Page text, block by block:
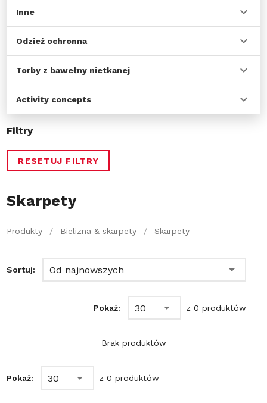
Inne
Odzież ochronna
Torby z bawełny nietkanej
Activity concepts
Filtry
RESETUJ FILTRY
Skarpety
Produkty / Bielizna & skarpety / Skarpety
Sortuj: Od najnowszych
Pokaż: 30 z 0 produktów
Brak produktów
Pokaż: 30 z 0 produktów